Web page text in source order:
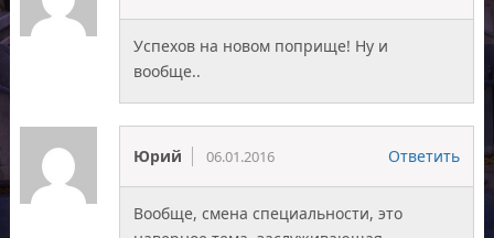
Успехов на новом поприще! Ну и
вообще..
Юрий 06.01.2016 Ответить
Вообще, смена специальности, это